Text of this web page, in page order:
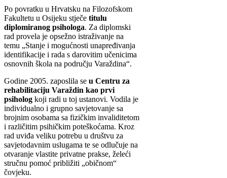
Po povratku u Hrvatsku na Filozofskom
Fakultetu u Osijeku stječe titulu
diplomiranog psihologa. Za diplomski
rad provela je opsežno istraživanje na
temu „Stanje i mogućnosti unapređivanja
identifikacije i rada s darovitim učenicima
osnovnih škola na području Varaždina“.
Godine 2005. zaposlila se u Centru za
rehabilitaciju Varaždin kao prvi
psiholog koji radi u toj ustanovi. Vodila je
individualno i grupno savjetovanje sa
brojnim osobama sa fizičkim invaliditetom
i različitim psihičkim poteškoćama. Kroz
rad uviđa veliku potrebu u društvu za
savjetodavnim uslugama te se odlučuje na
otvaranje vlastite privatne prakse, želeći
stručnu pomoć približiti „običnom“
čovjeku.